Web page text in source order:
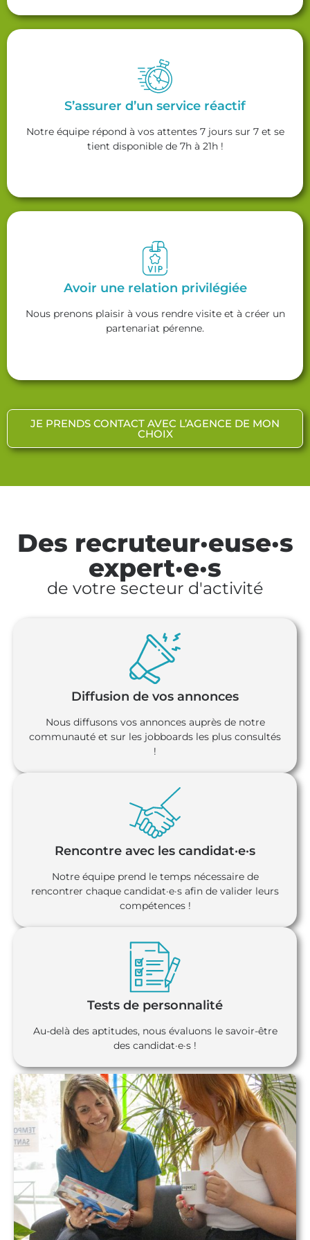
S’assurer d’un service réactif
Notre équipe répond à vos attentes 7 jours sur 7 et se
tient disponible de 7h à 21h !
Avoir une relation privilégiée
Nous prenons plaisir à vous rendre visite et à créer un
partenariat pérenne.
JE PRENDS CONTACT AVEC L’AGENCE DE MON
CHOIX
Des recruteur·euse·s
expert·e·s
de votre secteur d'activité
Diffusion de vos annonces
Nous diffusons vos annonces auprès de notre
communauté et sur les jobboards les plus consultés
!
Rencontre avec les candidat·e·s
Notre équipe prend le temps nécessaire de
rencontrer chaque candidat·e·s afin de valider leurs
compétences !
Tests de personnalité
Au-delà des aptitudes, nous évaluons le savoir-être
des candidat·e·s !